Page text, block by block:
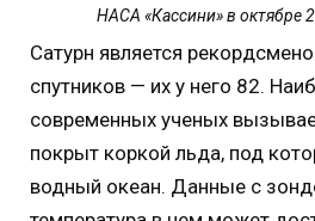
НАСА «Кассини» в октябре
Сатурн является
спутников — их у него 82.
современных ученых
покрыт коркой льда, под
водный океан. Данные с